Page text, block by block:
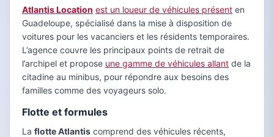
Atlantis Location est un loueur de véhicules présent en
Guadeloupe, spécialisé dans la mise à disposition de
voitures pour les vacanciers et les résidents temporaires.
L’agence couvre les principaux points de retrait de
l’archipel et propose une gamme de véhicules allant de la
citadine au minibus, pour répondre aux besoins des
familles comme des voyageurs solo.
Flotte et formules
La flotte Atlantis comprend des véhicules récents,